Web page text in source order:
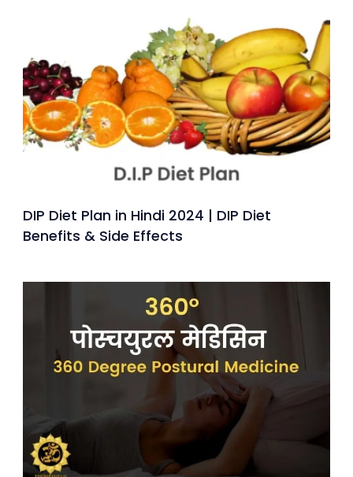
DIP Diet Plan in Hindi 2024 | DIP Diet
Benefits & Side Effects